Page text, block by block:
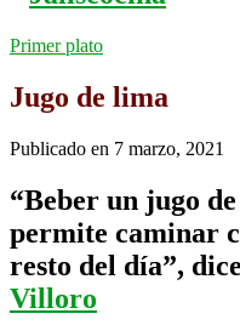
Primer plato
Jugo de lima
Publicado en 7 marzo, 2021
“Beber un jugo
permite caminar
resto del día”,
Villoro